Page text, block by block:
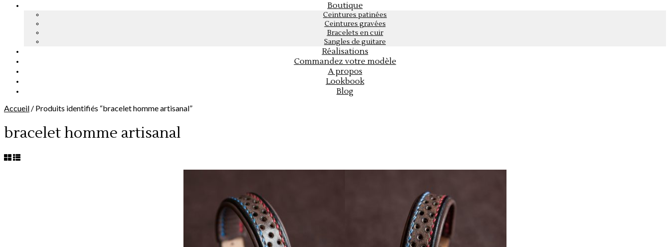
Boutique
Ceintures patinées
Ceintures gravées
Bracelets en cuir
Sangles de guitare
Réalisations
Commandez votre modèle
A propos
Lookbook
Blog
Accueil / Produits identifiés “bracelet homme artisanal”
bracelet homme artisanal